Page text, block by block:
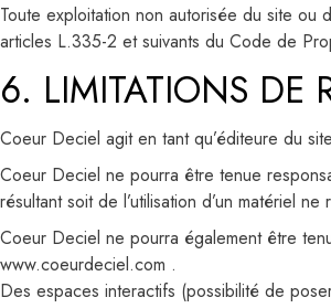
Toute exploitation non autorisée du site ou
articles L.335-2 et suivants du Code de
6. LIMITATIONS DE
Coeur Deciel agit en tant qu’éditeure du
Coeur Deciel ne pourra être tenue
résultant soit de l’utilisation d’un matériel
Coeur Deciel ne pourra également être
www.coeurdeciel.com .
Des espaces interactifs (possibilité de